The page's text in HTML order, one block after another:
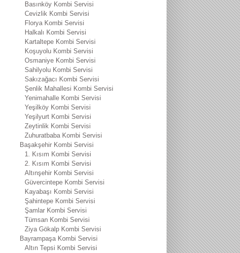
Basınköy Kombi Servisi
Cevizlik Kombi Servisi
Florya Kombi Servisi
Halkalı Kombi Servisi
Kartaltepe Kombi Servisi
Koşuyolu Kombi Servisi
Osmaniye Kombi Servisi
Sahilyolu Kombi Servisi
Sakızağacı Kombi Servisi
Şenlik Mahallesi Kombi Servisi
Yenimahalle Kombi Servisi
Yeşilköy Kombi Servisi
Yeşilyurt Kombi Servisi
Zeytinlik Kombi Servisi
Zuhuratbaba Kombi Servisi
Başakşehir Kombi Servisi
1. Kısım Kombi Servisi
2. Kısım Kombi Servisi
Altınşehir Kombi Servisi
Güvercintepe Kombi Servisi
Kayabaşı Kombi Servisi
Şahintepe Kombi Servisi
Şamlar Kombi Servisi
Tümsan Kombi Servisi
Ziya Gökalp Kombi Servisi
Bayrampaşa Kombi Servisi
Altın Tepsi Kombi Servisi